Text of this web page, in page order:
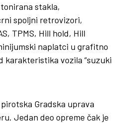
stakla,
spoljni retrovizori,
TPMS, Hill hold, Hill
naplatci u grafitno
karakteristika vozila “suzuki
Gradska uprava
Jedan deo opreme čak je